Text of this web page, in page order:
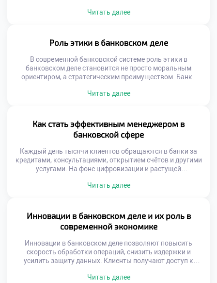
эффективной банковской структуры невозможно ни
хранения денег. Банки аккумулируют сбережения,
перераспределяют ресурсы и управляют ликвидностью.
Они создают условия для […]
Читать далее
Роль этики в банковском деле
В современной банковской системе роль этики в
банковском деле становится не просто моральным
ориентиром, а стратегическим преимуществом. Банки
финансовыми потоками и доверием миллионов клиентов.
репутации до юридических санкций. Именно поэтому
роль этики в банковском […]
Читать далее
Как стать эффективным менеджером в
банковской сфере
Каждый день тысячи клиентов обращаются в банки за
кредитами, консультациями, открытием счётов и другими
услугами. На фоне цифровизации и растущей
становится особенно значимой. Именно он выступает
Чтобы стать эффективным менеджером в банковской
сфере, необходимо сочетать глубокие профессиональные
знания, управленческую […]
Читать далее
Инновации в банковском деле и их роль в
современной экономике
Инновации в банковском деле позволяют повысить
скорость обработки операций, снизить издержки и
усилить защиту данных. Клиенты получают доступ к
под их поведение и потребности. Банки, в свою очередь,
Читать далее